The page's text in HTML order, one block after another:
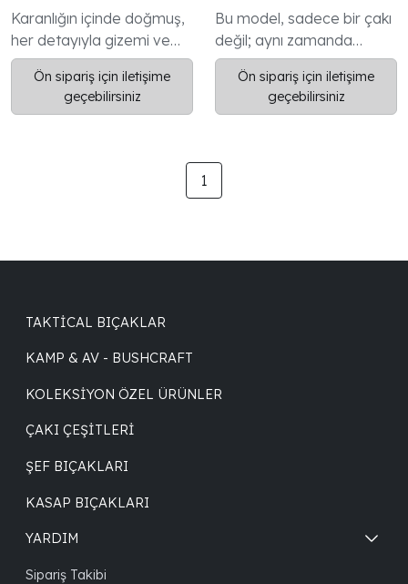
Çakı | 20 cm Mistik Seri
Karanlığın içinde doğmuş,
her detayıyla gizemi ve
gücü temsil eden özel bir
parça: Oblivion. Bu 20
cm’lik koleksiyonluk flipper
Ön sipariş için iletişime
geçebilirsiniz
Paslanmaz Damascus
Flipper Çakı
Bu model, sadece bir çakı
değil; aynı zamanda
koleksiyonluk, günlük
taşıma ve zarif bir stil
ifadesidir.
Ön sipariş için iletişime
geçebilirsiniz
1
TAKTICAL BIÇAKLAR
KAMP & AV - BUSHCRAFT
KOLEKSIYON ÖZEL ÜRÜNLER
ÇAKI ÇEŞITLERI
ŞEF BIÇAKLARI
KASAP BIÇAKLARI
YARDIM
Sipariş Takibi